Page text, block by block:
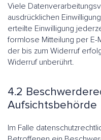
Viele
ausdrücklichen
erteilte Einwilligung
formlose Mitteilung per E-
der bis zum Widerruf
Widerruf unberührt.
4.2
Aufsichtsbehörde
Im Falle